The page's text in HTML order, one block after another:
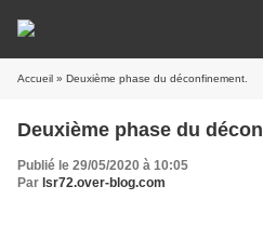
Accueil » Deuxième phase du déconfinement.
Deuxième phase du
Publié le 29/05/2020 à 10:05
Par lsr72.over-blog.com